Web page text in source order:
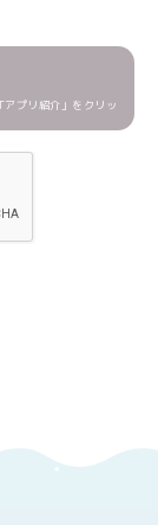
アプリ紹介」をクリッ